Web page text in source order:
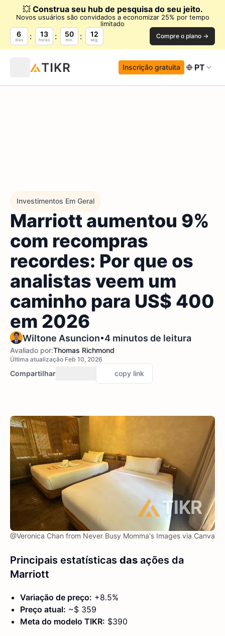
💥 Construa seu hub de pesquisa do seu jeito.
Novos usuários são convidados a economizar 25% por tempo
limitado
6
dias
13
horas
50
min.
11
seg. Compre o plano →
Inscrição gratuita PT
Investimentos Em Geral
Marriott aumentou 9%
com recompras
recordes: Por que os
analistas veem um
caminho para US$ 400
em 2026
Wiltone Asuncion•4 minutos de leitura
Avaliado por:Thomas Richmond
Última atualização Feb 10, 2026
Compartilhar copy link
@Veronica Chan from Never Busy Momma's Images via Canva
Principais estatísticas das ações da
Marriott
Variação de preço: +8.5%
Preço atual: ~$ 359
Meta do modelo TIKR: $390